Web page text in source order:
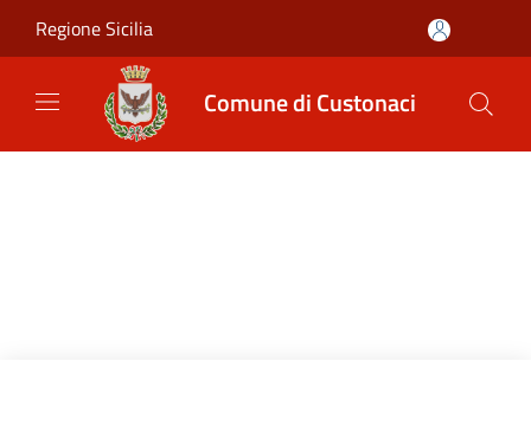
Regione Sicilia
Comune di Custonaci